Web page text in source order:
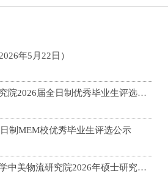
年5月22日）
中美物流研究院2026届全日制优秀毕业生评选公示
制MEM校优秀毕业生评选公示
上海交通大学中美物流研究院2026年硕士研究生招生复试结果公示